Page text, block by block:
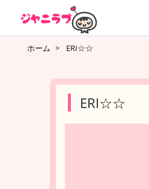
ホーム > ERI☆☆
ERI☆☆